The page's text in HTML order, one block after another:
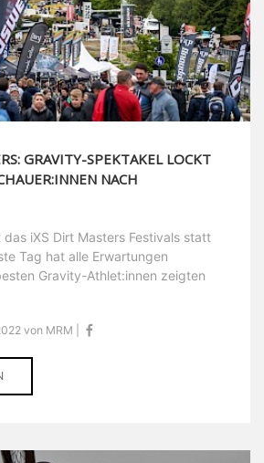
GRAVITY-SPEKTAKEL LOCKT
NACH
das iXS Dirt Masters Festivals statt
Tag hat alle Erwartungen
Gravity-Athlet:innen zeigten
von MRM |